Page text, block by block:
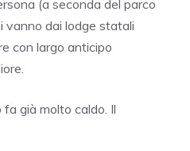
(a seconda del parco
vanno dai lodge statali
con largo anticipo
già molto caldo. Il